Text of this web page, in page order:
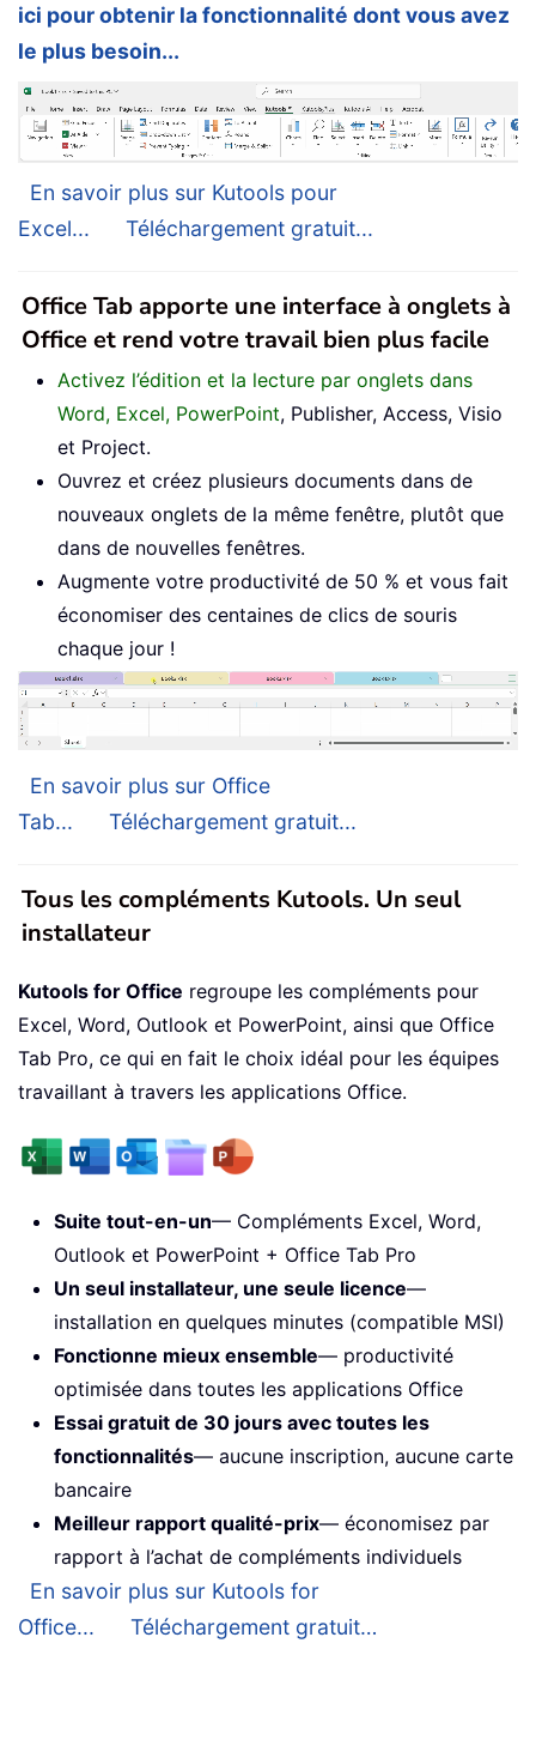
ici pour obtenir la fonctionnalité dont vous avez
le plus besoin...
En savoir plus sur Kutools pour
Excel...
Téléchargement gratuit...
Office Tab apporte une interface à onglets à
Office et rend votre travail bien plus facile
Activez l’édition et la lecture par onglets dans
Word, Excel, PowerPoint, Publisher, Access, Visio
et Project.
Ouvrez et créez plusieurs documents dans de
nouveaux onglets de la même fenêtre, plutôt que
dans de nouvelles fenêtres.
Augmente votre productivité de 50 % et vous fait
économiser des centaines de clics de souris
chaque jour !
En savoir plus sur Office
Tab...
Téléchargement gratuit...
Tous les compléments Kutools. Un seul
installateur
Kutools for Office regroupe les compléments pour
Excel, Word, Outlook et PowerPoint, ainsi que Office
Tab Pro, ce qui en fait le choix idéal pour les équipes
travaillant à travers les applications Office.
Suite tout-en-un— Compléments Excel, Word,
Outlook et PowerPoint + Office Tab Pro
Un seul installateur, une seule licence—
installation en quelques minutes (compatible MSI)
Fonctionne mieux ensemble— productivité
optimisée dans toutes les applications Office
Essai gratuit de 30 jours avec toutes les
fonctionnalités— aucune inscription, aucune carte
bancaire
Meilleur rapport qualité-prix— économisez par
rapport à l’achat de compléments individuels
En savoir plus sur Kutools for
Office...
Téléchargement gratuit…